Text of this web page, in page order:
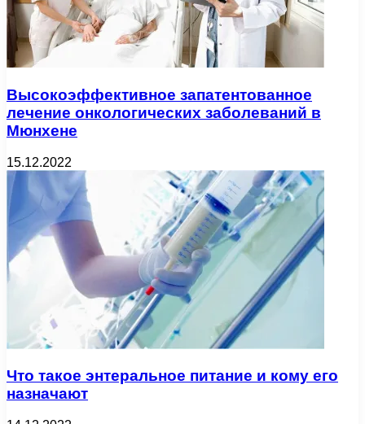
Высокоэффективное запатентованное
лечение онкологических заболеваний в
Мюнхене
15.12.2022
Что такое энтеральное питание и кому его
назначают